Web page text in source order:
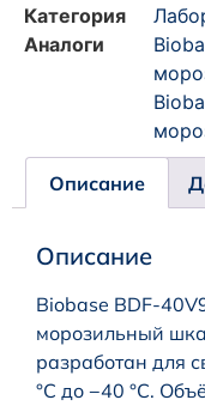
Категория
Аналоги
Описание
Описание
Biobase BDF-
морозильный
разработан для
°С до −40 °С.